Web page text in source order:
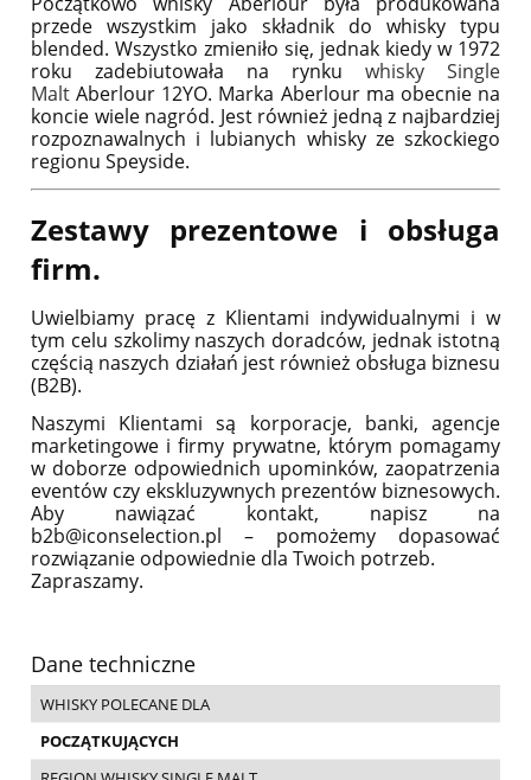
przede wszystkim jako składnik do whisky typu
blended. Wszystko zmieniło się, jednak kiedy w 1972
roku zadebiutowała na rynku whisky Single
Malt Aberlour 12YO. Marka Aberlour ma obecnie na
koncie wiele nagród. Jest również jedną z najbardziej
rozpoznawalnych i lubianych whisky ze szkockiego
regionu Speyside.
Zestawy prezentowe i obsługa
firm.
Uwielbiamy pracę z Klientami indywidualnymi i w
tym celu szkolimy naszych doradców, jednak istotną
częścią naszych działań jest również obsługa biznesu
(B2B).
Naszymi Klientami są korporacje, banki, agencje
marketingowe i firmy prywatne, którym pomagamy
w doborze odpowiednich upominków, zaopatrzenia
eventów czy ekskluzywnych prezentów biznesowych.
Aby nawiązać kontakt, napisz na
b2b@iconselection.pl – pomożemy dopasować
rozwiązanie odpowiednie dla Twoich potrzeb.
Zapraszamy.
Dane techniczne
WHISKY POLECANE DLA
POCZĄTKUJĄCYCH